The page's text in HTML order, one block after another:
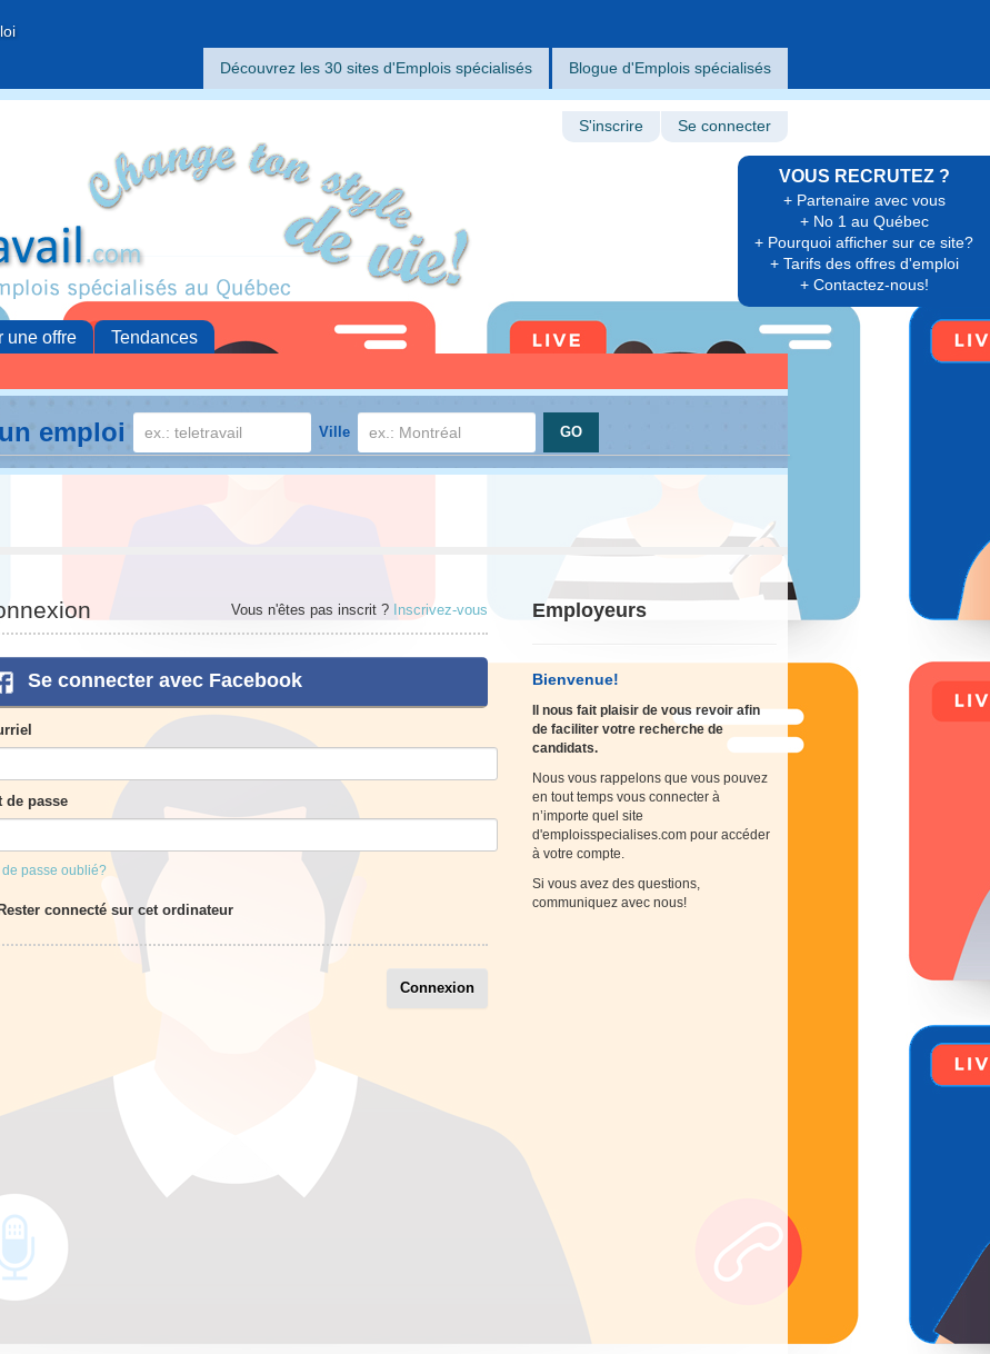
Découvrez les 30 sites d'Emplois spécialisés Blogue d'Emplois spécialisés
VOUS RECRUTEZ ?
+ Partenaire avec vous
+ No 1 au Québec
+ Pourquoi afficher sur ce site?
+ Tarifs des offres d'emploi
+ Contactez-nous!
S'inscrire Se connecter
une offre Tendances
emploi Ville
Vous n'êtes pas inscrit ? Inscrivez-vous
Se connecter avec Facebook
de passe
de passe oublié?
Rester connecté sur cet ordinateur
Employeurs
Bienvenue!
Il nous fait plaisir de vous revoir afin
de faciliter votre recherche de
candidats.
Nous vous rappelons que vous pouvez
en tout temps vous connecter à
n’importe quel site
d'emploisspecialises.com pour accéder
à votre compte.
Si vous avez des questions,
communiquez avec nous!